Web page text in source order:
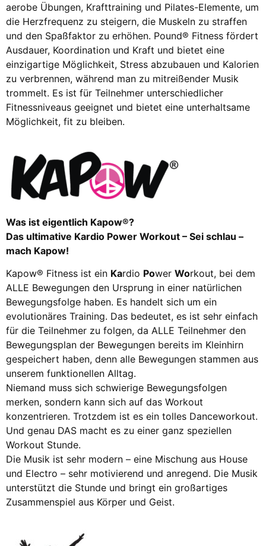
aerobe Übungen, Krafttraining und Pilates-Elemente, um
die Herzfrequenz zu steigern, die Muskeln zu straffen
und den Spaßfaktor zu erhöhen. Pound® Fitness fördert
Ausdauer, Koordination und Kraft und bietet eine
einzigartige Möglichkeit, Stress abzubauen und Kalorien
zu verbrennen, während man zu mitreißender Musik
trommelt. Es ist für Teilnehmer unterschiedlicher
Fitnessniveaus geeignet und bietet eine unterhaltsame
Möglichkeit, fit zu bleiben.
Was ist eigentlich Kapow®?
Das ultimative Kardio Power Workout – Sei schlau –
mach Kapow!
Kapow® Fitness ist ein Kardio Power Workout, bei dem
ALLE Bewegungen den Ursprung in einer natürlichen
Bewegungsfolge haben. Es handelt sich um ein
evolutionäres Training. Das bedeutet, es ist sehr einfach
für die Teilnehmer zu folgen, da ALLE Teilnehmer den
Bewegungsplan der Bewegungen bereits im Kleinhirn
gespeichert haben, denn alle Bewegungen stammen aus
unserem funktionellen Alltag.
Niemand muss sich schwierige Bewegungsfolgen
merken, sondern kann sich auf das Workout
konzentrieren. Trotzdem ist es ein tolles Danceworkout.
Und genau DAS macht es zu einer ganz speziellen
Workout Stunde.
Die Musik ist sehr modern – eine Mischung aus House
und Electro – sehr motivierend und anregend. Die Musik
unterstützt die Stunde und bringt ein großartiges
Zusammenspiel aus Körper und Geist.